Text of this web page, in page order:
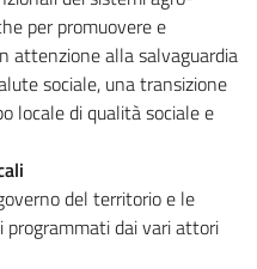
per promuovere e
attenzione alla salvaguardia
sociale, una transizione
locale di qualità sociale e
del territorio e le
dai vari attori